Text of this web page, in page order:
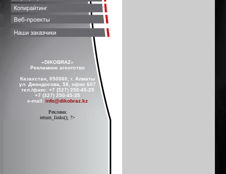
«DIKOBRAZ»
Рекламное агентство
Казахстан, 050060, г. Алматы
ул. Джандосова, 58, офис 607
тел./факс: +7 (327) 250-45-25
+7 (327) 250-45-35
e-mail:info@dikobraz.kz
Реклама:
return_links(); ?>